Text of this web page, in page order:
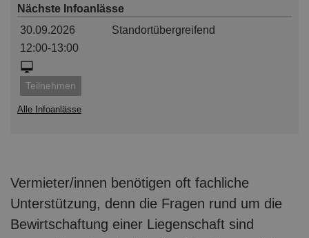
Nächste Infoanlässe
30.09.2026
Standortübergreifend
12:00-13:00
Teilnehmen
Alle Infoanlässe
Vermieter/innen benötigen oft fachliche
Unterstützung, denn die Fragen rund um die
Bewirtschaftung einer Liegenschaft sind